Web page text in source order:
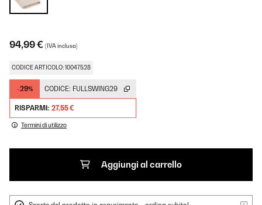
94,99 € (IVA inclusa)
CODICE ARTICOLO: 10047528
-29% CODICE: FULLSWING29
RISPARMI: 27,55 €
Termini di utilizzo
Aggiungi al carrello